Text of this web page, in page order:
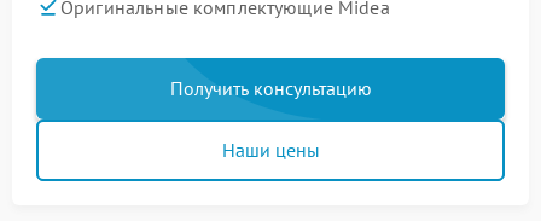
Оригинальные комплектующие Midea
Получить консультацию
Наши цены